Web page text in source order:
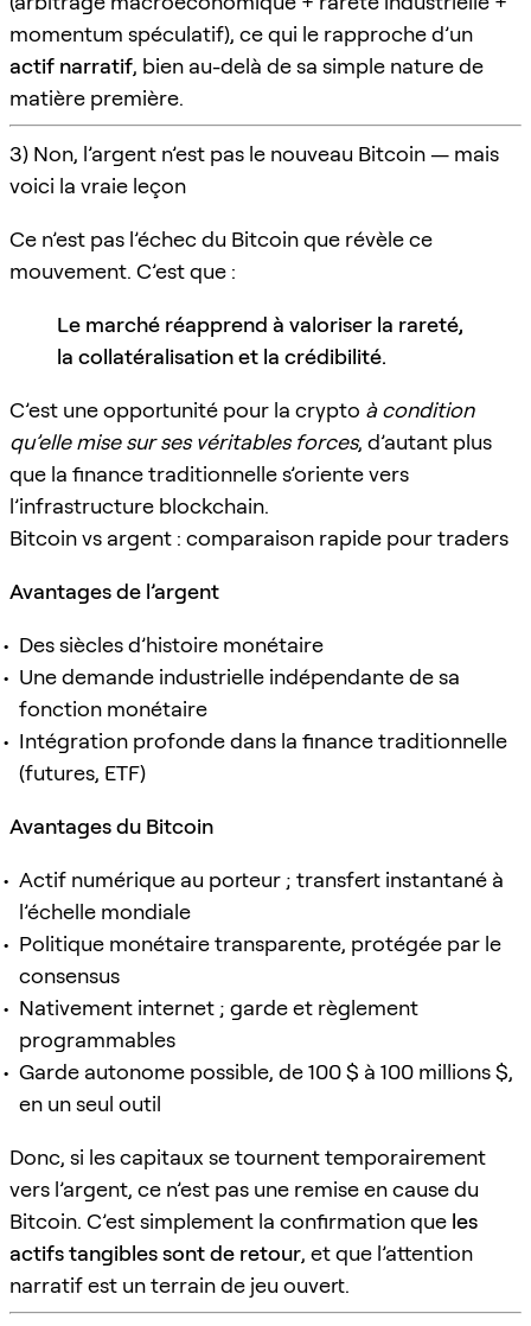
momentum spéculatif), ce qui le rapproche d’un
actif narratif, bien au-delà de sa simple nature de
matière première.
3) Non, l’argent n’est pas le nouveau Bitcoin — mais
voici la vraie leçon
Ce n’est pas l’échec du Bitcoin que révèle ce
mouvement. C’est que :
Le marché réapprend à valoriser la rareté,
la collatéralisation et la crédibilité.
C’est une opportunité pour la crypto à condition
qu’elle mise sur ses véritables forces, d’autant plus
que la finance traditionnelle s’oriente vers
l’infrastructure blockchain.
Bitcoin vs argent : comparaison rapide pour traders
Avantages de l’argent
Des siècles d’histoire monétaire
Une demande industrielle indépendante de sa
fonction monétaire
Intégration profonde dans la finance traditionnelle
(futures, ETF)
Avantages du Bitcoin
Actif numérique au porteur ; transfert instantané à
l’échelle mondiale
Politique monétaire transparente, protégée par le
consensus
Nativement internet ; garde et règlement
programmables
Garde autonome possible, de 100 $ à 100 millions $,
en un seul outil
Donc, si les capitaux se tournent temporairement
vers l’argent, ce n’est pas une remise en cause du
Bitcoin. C’est simplement la confirmation que les
actifs tangibles sont de retour, et que l’attention
narratif est un terrain de jeu ouvert.